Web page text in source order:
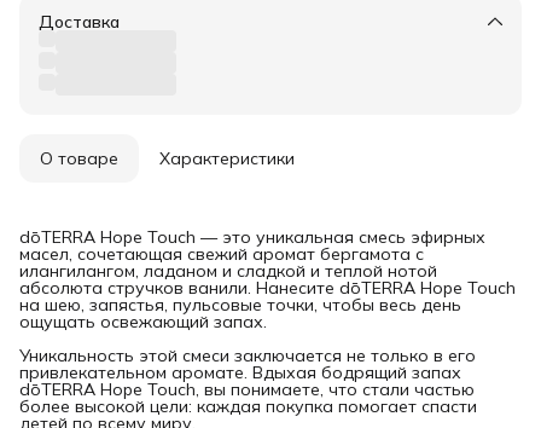
Доставка
О товаре Характеристики
dōTERRA Hope Touch — это уникальная смесь эфирных
масел, сочетающая свежий аромат бергамота с
илангилангом, ладаном и сладкой и теплой нотой
абсолюта стручков ванили. Нанесите dōTERRA Hope Touch
на шею, запястья, пульсовые точки, чтобы весь день
ощущать освежающий запах.
Уникальность этой смеси заключается не только в его
привлекательном аромате. Вдыхая бодрящий запах
dōTERRA Hope Touch, вы понимаете, что стали частью
более высокой цели: каждая покупка помогает спасти
детей по всему миру.